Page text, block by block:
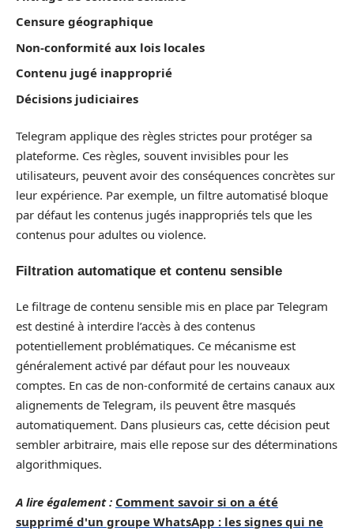
Censure géographique
Non-conformité aux lois locales
Contenu jugé inapproprié
Décisions judiciaires
Telegram applique des règles strictes pour protéger sa
plateforme. Ces règles, souvent invisibles pour les
utilisateurs, peuvent avoir des conséquences concrètes sur
leur expérience. Par exemple, un filtre automatisé bloque
par défaut les contenus jugés inappropriés tels que les
contenus pour adultes ou violence.
Filtration automatique et contenu sensible
Le filtrage de contenu sensible mis en place par Telegram
est destiné à interdire l’accès à des contenus
potentiellement problématiques. Ce mécanisme est
généralement activé par défaut pour les nouveaux
comptes. En cas de non-conformité de certains canaux aux
alignements de Telegram, ils peuvent être masqués
automatiquement. Dans plusieurs cas, cette décision peut
sembler arbitraire, mais elle repose sur des déterminations
algorithmiques.
A lire également : Comment savoir si on a été
supprimé d'un groupe WhatsApp : les signes qui ne